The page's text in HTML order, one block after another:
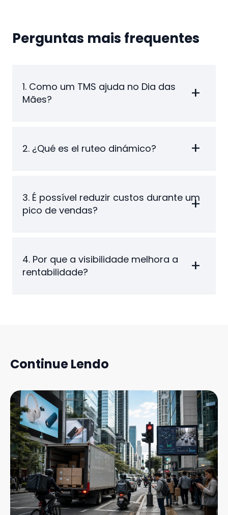
Perguntas mais frequentes
1. Como um TMS ajuda no Dia das
Mães?
2. ¿Qué es el ruteo dinámico?
3. É possível reduzir custos durante um
pico de vendas?
4. Por que a visibilidade melhora a
rentabilidade?
Continue Lendo